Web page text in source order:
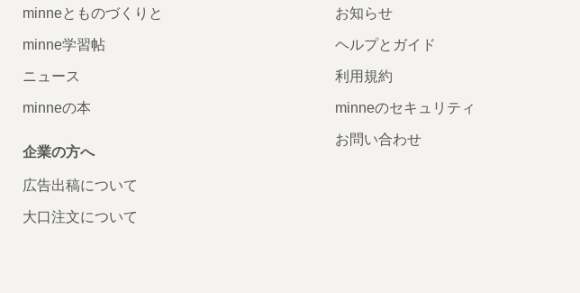
minneとものづくりと
minne学習帖
ニュース
minneの本
企業の方へ
広告出稿について
大口注文について
お知らせ
ヘルプとガイド
利用規約
minneのセキュリティ
お問い合わせ